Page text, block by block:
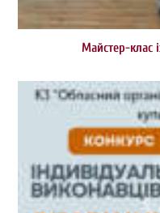
Майстер-клас